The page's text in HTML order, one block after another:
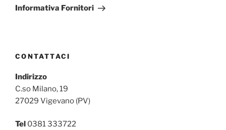
successivo
Informativa Fornitori
CONTATTACI
Indirizzo
C.so Milano, 19
27029 Vigevano (PV)
Tel 0381 333722